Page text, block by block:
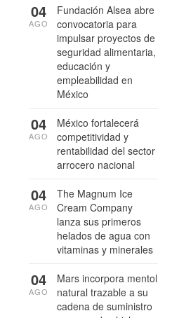
Fundación Alsea abre
convocatoria para
impulsar proyectos de
seguridad alimentaria,
educación y
empleabilidad en
México
04
AGO
México fortalecerá
competitividad y
rentabilidad del sector
arrocero nacional
04
AGO
The Magnum Ice
Cream Company
lanza sus primeros
helados de agua con
vitaminas y minerales
04
AGO
Mars incorpora mentol
natural trazable a su
cadena de suministro
04
AGO